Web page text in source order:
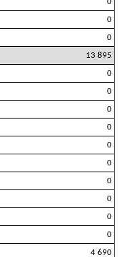
0
0
13 895
0
0
0
0
0
0
0
0
0
0
4 690